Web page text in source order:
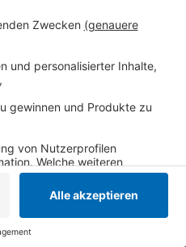
Euro fährt man
gibt es damit einen